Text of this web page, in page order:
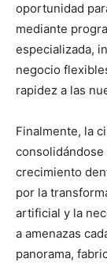
oportunidad
mediante
especializada,
negocio
rapidez a las
Finalmente, la
crecimiento
por la
artificial y la
a amenazas
panorama,